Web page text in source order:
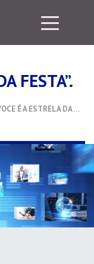
FESTA”.
É A ESTRELA DA …